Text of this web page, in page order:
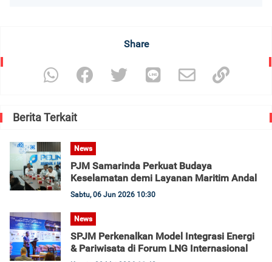
Share
Berita Terkait
News
PJM Samarinda Perkuat Budaya
Keselamatan demi Layanan Maritim Andal
Sabtu, 06 Jun 2026 10:30
News
SPJM Perkenalkan Model Integrasi Energi
& Pariwisata di Forum LNG Internasional